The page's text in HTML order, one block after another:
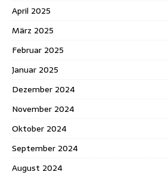
April 2025
März 2025
Februar 2025
Januar 2025
Dezember 2024
November 2024
Oktober 2024
September 2024
August 2024